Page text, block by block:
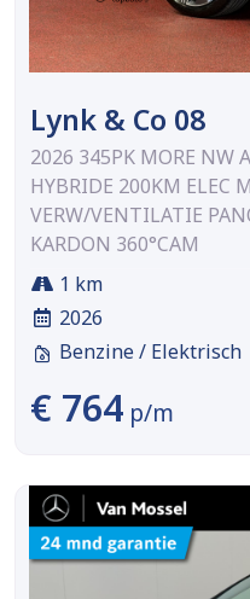
Lynk & Co 08
2026 345PK MORE NW
HYBRIDE 200KM ELEC
VERW/VENTILATIE
KARDON 360°CAM
1 km
2026
Benzine / Elektrisch
€ 764 p/m